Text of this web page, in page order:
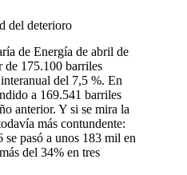
del deterioro
de Energía de abril de
de 175.100 barriles
del 7,5 %. En
a 169.541 barriles
anterior. Y si se mira la
más contundente:
pasó a unos 183 mil en
del 34% en tres